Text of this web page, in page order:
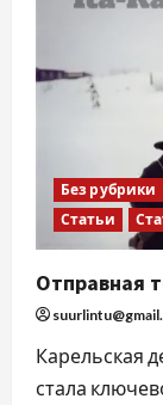
Без рубрики
Статьи
Отправная
Карельская
стала